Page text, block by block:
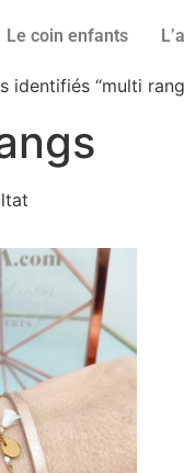
Le coin enfants
identifiés “multi